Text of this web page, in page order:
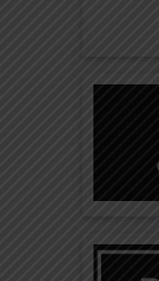
Baca
Salam